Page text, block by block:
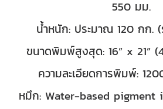
550 มม.
น้ำหนัก: ประมาณ 120 กก.
ขนาดพิมพ์สูงสุด: 16” x 21”
ความละเอียดการพิมพ์:
หมึก: Water-based pigment